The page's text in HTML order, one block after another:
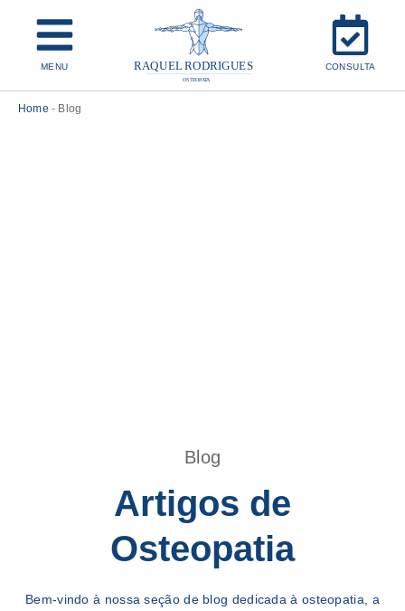
MENU CONSULTA
Home - Blog
Blog
Artigos de
Osteopatia
Bem-vindo à nossa seção de blog dedicada à osteopatia, a